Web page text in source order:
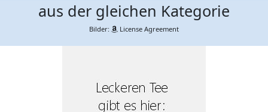
aus der gleichen Kategorie
Bilder: License Agreement